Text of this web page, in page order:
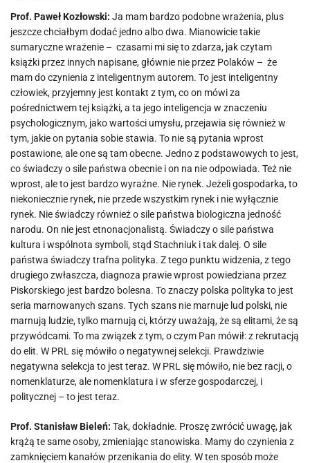
Prof. Paweł Kozłowski: Ja mam bardzo podobne wrażenia, plus
jeszcze chciałbym dodać jedno albo dwa. Mianowicie takie
sumaryczne wrażenie – czasami mi się to zdarza, jak czytam
książki przez innych napisane, głównie nie przez Polaków – że
mam do czynienia z inteligentnym autorem. To jest inteligentny
człowiek, przyjemny jest kontakt z tym, co on mówi za
pośrednictwem tej książki, a ta jego inteligencja w znaczeniu
psychologicznym, jako wartości umysłu, przejawia się również w
tym, jakie on pytania sobie stawia. To nie są pytania wprost
postawione, ale one są tam obecne. Jedno z podstawowych to jest,
co świadczy o sile państwa obecnie i on na nie odpowiada. Też nie
wprost, ale to jest bardzo wyraźne. Nie rynek. Jeżeli gospodarka, to
niekoniecznie rynek, nie przede wszystkim rynek i nie wyłącznie
rynek. Nie świadczy również o sile państwa biologiczna jedność
narodu. On nie jest etnonacjonalistą. Świadczy o sile państwa
kultura i wspólnota symboli, stąd Stachniuk i tak dalej. O sile
państwa świadczy trafna polityka. Z tego punktu widzenia, z tego
drugiego zwłaszcza, diagnoza prawie wprost powiedziana przez
Piskorskiego jest bardzo bolesna. To znaczy polska polityka to jest
seria marnowanych szans. Tych szans nie marnuje lud polski, nie
marnują ludzie, tylko marnują ci, którzy uważają, że są elitami, że są
przywódcami. To ma związek z tym, o czym Pan mówił: z rekrutacją
do elit. W PRL się mówiło o negatywnej selekcji. Prawdziwie
negatywna selekcja to jest teraz. W PRL się mówiło, nie bez racji, o
nomenklaturze, ale nomenklatura i w sferze gospodarczej, i
politycznej – to jest teraz.
Prof. Stanisław Bieleń: Tak, dokładnie. Proszę zwrócić uwagę, jak
krążą te same osoby, zmieniając stanowiska. Mamy do czynienia z
zamknięciem kanałów przenikania do elity. W ten sposób może